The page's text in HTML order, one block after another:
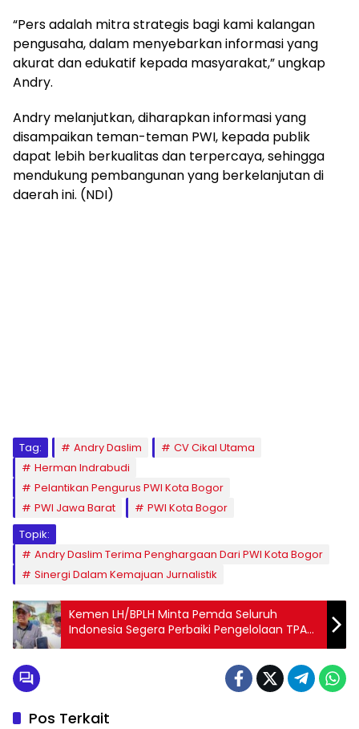
“Pers adalah mitra strategis bagi kami kalangan
pengusaha, dalam menyebarkan informasi yang
akurat dan edukatif kepada masyarakat,” ungkap
Andry.
Andry melanjutkan, diharapkan informasi yang
disampaikan teman-teman PWI, kepada publik
dapat lebih berkualitas dan terpercaya, sehingga
mendukung pembangunan yang berkelanjutan di
daerah ini. (NDI)
Tag: Andry Daslim
CV Cikal Utama
Herman Indrabudi
Pelantikan Pengurus PWI Kota Bogor
PWI Jawa Barat
PWI Kota Bogor
Topik:
Andry Daslim Terima Penghargaan Dari PWI Kota Bogor
Sinergi Dalam Kemajuan Jurnalistik
Kemen LH/BPLH Minta Pemda Seluruh
Indonesia Segera Perbaiki Pengelolaan TPA
Sampah
Pos Terkait